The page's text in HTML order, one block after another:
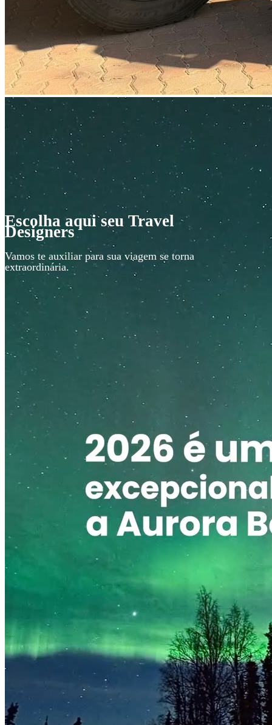
Escolha aqui seu Travel
Designers
Vamos te auxiliar para sua viagem se torna
extraordinária.